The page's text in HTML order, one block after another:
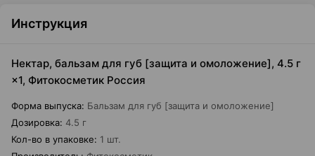
Инструкция
Нектар, бальзам для губ [защита и омоложение], 4.5 г
×1, Фитокосметик Россия
Форма выпуска: Бальзам для губ [защита и омоложение]
Дозировка: 4.5 г
Кол-во в упаковке: 1 шт.